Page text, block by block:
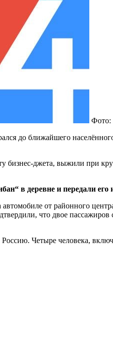
Фото:
до ближайшего
бизнес-джета, выжили при
в деревне и передали его
от районного
что двое
Россию. Четыре человека,